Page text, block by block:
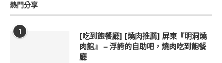
熱門分享
1
[吃到飽餐廳] [燒肉推薦] 屏東『明洞燒
肉館』 – 浮誇的自助吧，燒肉吃到飽餐
廳